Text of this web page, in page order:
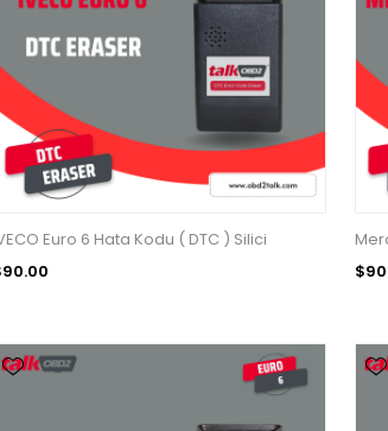
Euro 6 Hata Kodu ( DTC ) Silici